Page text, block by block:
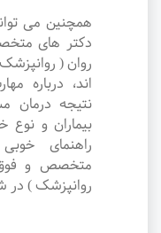
همچنین می
دکتر های
روان (
اند، درباره
نتیجه درمان
بیماران و
راهنمای
متخصص و
روانپزشک ) در